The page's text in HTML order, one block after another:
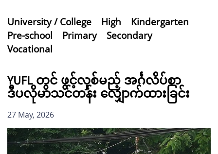
University / College High
Kindergarten
Pre-school
Primary
Secondary
Vocational
YUFL တွင် ဖွင့်လှစ်မည့် အင်္ဂလိပ်စာ
ဒီပလိုမာသင်တန်း လျှောက်ထားခြင်း
27 May, 2026